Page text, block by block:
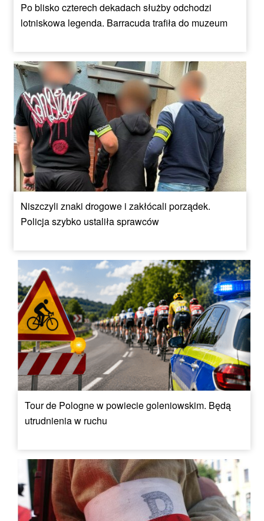
Po blisko czterech dekadach służby odchodzi
lotniskowa legenda. Barracuda trafiła do muzeum
Niszczyli znaki drogowe i zakłócali porządek.
Policja szybko ustaliła sprawców
Tour de Pologne w powiecie goleniowskim. Będą
utrudnienia w ruchu